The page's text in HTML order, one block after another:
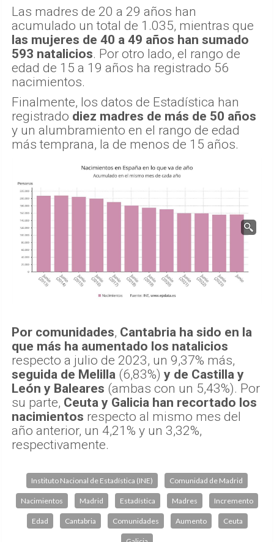
Las madres de 20 a 29 años han
acumulado un total de 1.035, mientras que
las mujeres de 40 a 49 años han sumado
593 natalicios. Por otro lado, el rango de
edad de 15 a 19 años ha registrado 56
nacimientos.
Finalmente, los datos de Estadística han
registrado diez madres de más de 50 años
y un alumbramiento en el rango de edad
más temprana, la de menos de 15 años.
Por comunidades, Cantabria ha sido en la
que más ha aumentado los natalicios
respecto a julio de 2023, un 9,37% más,
seguida de Melilla (6,83%) y de Castilla y
León y Baleares (ambas con un 5,43%). Por
su parte, Ceuta y Galicia han recortado los
nacimientos respecto al mismo mes del
año anterior, un 4,21% y un 3,32%,
respectivamente.
Instituto Nacional de Estadística (INE) Comunidad de Madrid
Nacimientos Madrid Estadística Madres Incremento
Edad Cantabria Comunidades Aumento Ceuta